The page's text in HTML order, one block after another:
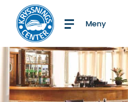
Till startsidan
Meny